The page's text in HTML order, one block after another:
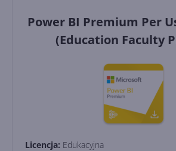
Power BI Premium Per
(Education Faculty
Licencja: Edukacyjna